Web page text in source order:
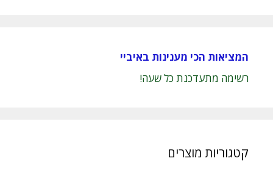
המציאות הכי מענינות באיביי
רשימה מתעדכנת כל שעה!
קטגוריות מוצרים